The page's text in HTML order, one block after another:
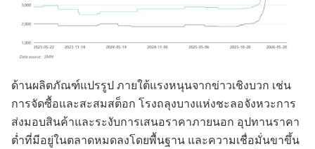
ด้านผลิตภัณฑ์แปรรูป ภายใต้แรงหนุนจากข่าวเชิงบวก เช่น
การจัดซื้อและสะสมสต็อก โรงถลุงบางแห่งชะลอจังหวะการ
ส่งมอบสินค้าและระงับการเสนอราคาภายนอก อุปทานราคา
ต่ำที่มีอยู่ในตลาดหมดลงโดยพื้นฐาน และความเชื่อมั่นขาขึ้น